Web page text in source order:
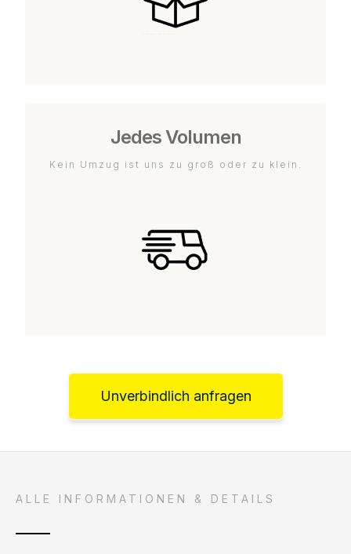
Jedes Volumen
Kein Umzug ist uns zu groß oder zu klein.
Unverbindlich anfragen
ALLE INFORMATIONEN & DETAILS